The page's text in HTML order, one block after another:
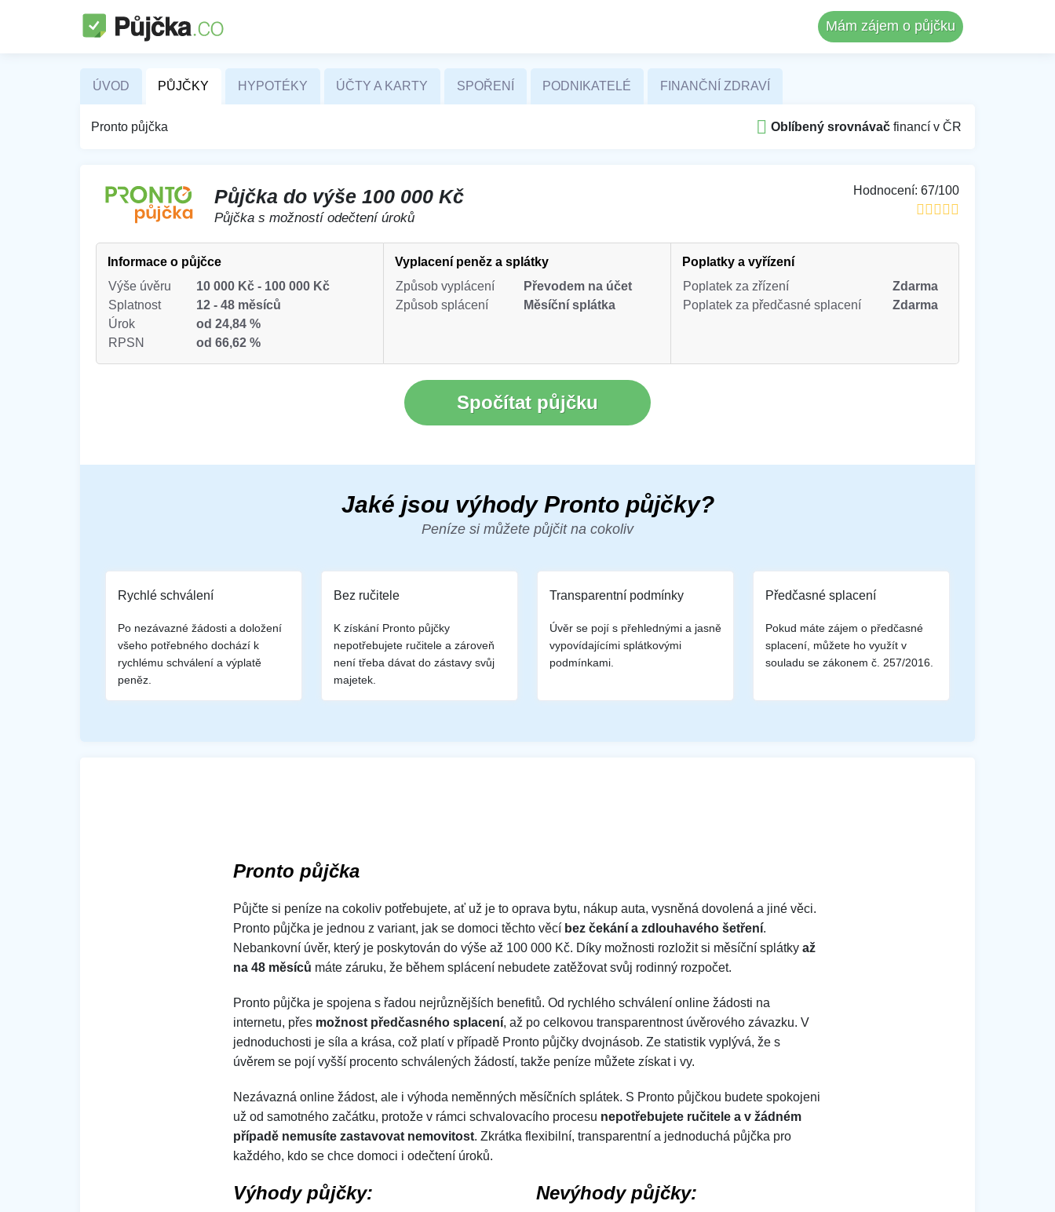
Mám zájem o půjčku
ÚVOD PŮJČKY HYPOTÉKY ÚČTY A KARTY SPOŘENÍ PODNIKATELÉ FINANČNÍ ZDRAVÍ
Pronto půjčka Oblíbený srovnávač financí v ČR
Půjčka do výše 100 000 Kč
Půjčka s možností odečtení úroků
Hodnocení: 67/100
Informace o půjčce
Výše úvěru
10 000 Kč - 100 000 Kč
Splatnost
12 - 48 měsíců
Úrok
od 24,84 %
RPSN
od 66,62 %
Vyplacení peněz a splátky
Způsob vyplácení
Převodem na účet
Způsob splácení
Měsíční splátka
Poplatky a vyřízení
Poplatek za zřízení
Zdarma
Poplatek za předčasné splacení
Zdarma
Spočítat půjčku
Jaké jsou výhody Pronto půjčky?
Peníze si můžete půjčit na cokoliv
Rychlé schválení
Po nezávazné žádosti a doložení
všeho potřebného dochází k
rychlému schválení a výplatě
peněz.
Bez ručitele
K získání Pronto půjčky
nepotřebujete ručitele a zároveň
není třeba dávat do zástavy svůj
majetek.
Transparentní podmínky
Úvěr se pojí s přehlednými a jasně
vypovídajícími splátkovými
podmínkami.
Předčasné splacení
Pokud máte zájem o předčasné
splacení, můžete ho využít v
souladu se zákonem č. 257/2016.
Pronto půjčka
Půjčte si peníze na cokoliv potřebujete, ať už je to oprava bytu, nákup auta, vysněná dovolená a jiné věci.
Pronto půjčka je jednou z variant, jak se domoci těchto věcí bez čekání a zdlouhavého šetření.
Nebankovní úvěr, který je poskytován do výše až 100 000 Kč. Díky možnosti rozložit si měsíční splátky až
na 48 měsíců máte záruku, že během splácení nebudete zatěžovat svůj rodinný rozpočet.
Pronto půjčka je spojena s řadou nejrůznějších benefitů. Od rychlého schválení online žádosti na
internetu, přes možnost předčasného splacení, až po celkovou transparentnost úvěrového závazku. V
jednoduchosti je síla a krása, což platí v případě Pronto půjčky dvojnásob. Ze statistik vyplývá, že s
úvěrem se pojí vyšší procento schválených žádostí, takže peníze můžete získat i vy.
Nezávazná online žádost, ale i výhoda neměnných měsíčních splátek. S Pronto půjčkou budete spokojeni
už od samotného začátku, protože v rámci schvalovacího procesu nepotřebujete ručitele a v žádném
případě nemusíte zastavovat nemovitost. Zkrátka flexibilní, transparentní a jednoduchá půjčka pro
každého, kdo se chce domoci i odečtení úroků.
Výhody půjčky: Nevýhody půjčky: